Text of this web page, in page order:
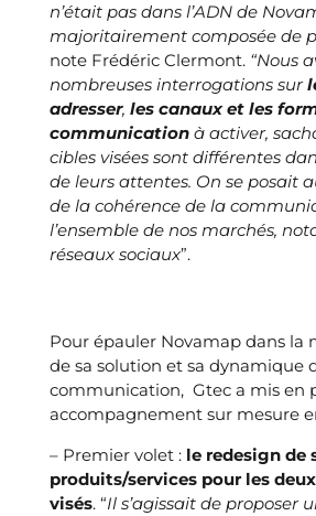
n’était pas dans l’ADN de
majoritairement composée de
note Frédéric Clermont. “Nous
nombreuses interrogations sur
adresser, les canaux et les
communicationà activer,
cibles visées sont différentes
de leurs attentes. On se posait
de la cohérence de la
l’ensemble de nos marchés,
réseaux sociaux”.
Pour épauler Novamap dans la
de sa solution et sa dynamique
communication, Gtec a mis en
accompagnement sur mesure
– Premier volet :le redesign de
produits/services pour les
visés. “Il s’agissait de proposer